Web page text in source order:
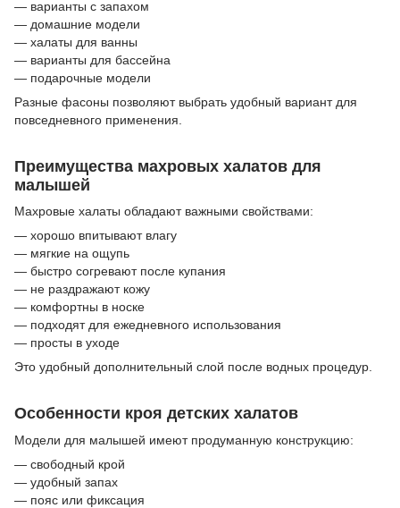
— варианты с запахом
— домашние модели
— халаты для ванны
— варианты для бассейна
— подарочные модели
Разные фасоны позволяют выбрать удобный вариант для
повседневного применения.
Преимущества махровых халатов для
малышей
Махровые халаты обладают важными свойствами:
— хорошо впитывают влагу
— мягкие на ощупь
— быстро согревают после купания
— не раздражают кожу
— комфортны в носке
— подходят для ежедневного использования
— просты в уходе
Это удобный дополнительный слой после водных процедур.
Особенности кроя детских халатов
Модели для малышей имеют продуманную конструкцию:
— свободный крой
— удобный запах
— пояс или фиксация